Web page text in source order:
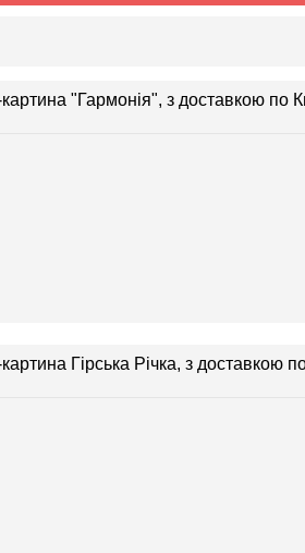
картина "Гармонія", з доставкою по
Гірська Річка, з доставкою